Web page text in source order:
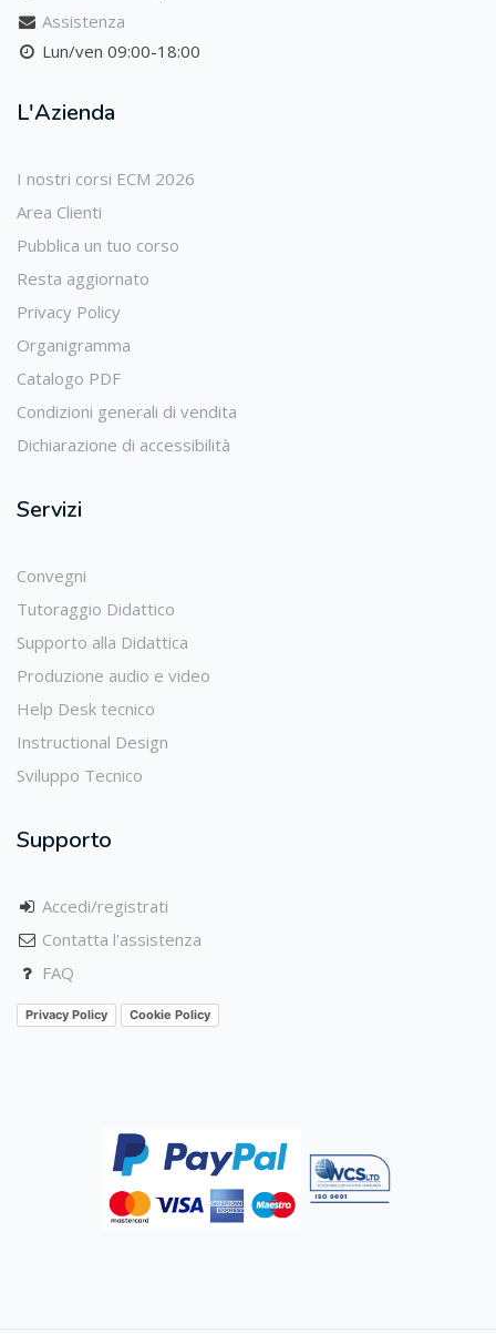
Assistenza
Lun/ven 09:00-18:00
L'Azienda
I nostri corsi ECM 2026
Area Clienti
Pubblica un tuo corso
Resta aggiornato
Privacy Policy
Organigramma
Catalogo PDF
Condizioni generali di vendita
Dichiarazione di accessibilità
Servizi
Convegni
Tutoraggio Didattico
Supporto alla Didattica
Produzione audio e video
Help Desk tecnico
Instructional Design
Sviluppo Tecnico
Supporto
Accedi/registrati
Contatta l'assistenza
FAQ
Privacy Policy Cookie Policy